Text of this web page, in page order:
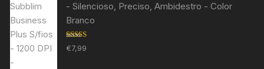
- Silencioso, Preciso, Ambidestro - Color
Branco
Avaliação
5.00de 5
€7,99